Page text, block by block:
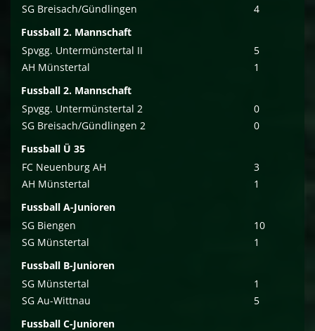
SG Breisach/Gündlingen
4
Fussball 2. Mannschaft
Spvgg. Untermünstertal II
5
AH Münstertal
1
Fussball 2. Mannschaft
Spvgg. Untermünstertal 2
0
SG Breisach/Gündlingen 2
0
Fussball Ü 35
FC Neuenburg AH
3
AH Münstertal
1
Fussball A-Junioren
SG Biengen
10
SG Münstertal
1
Fussball B-Junioren
SG Münstertal
1
SG Au-Wittnau
5
Fussball C-Junioren